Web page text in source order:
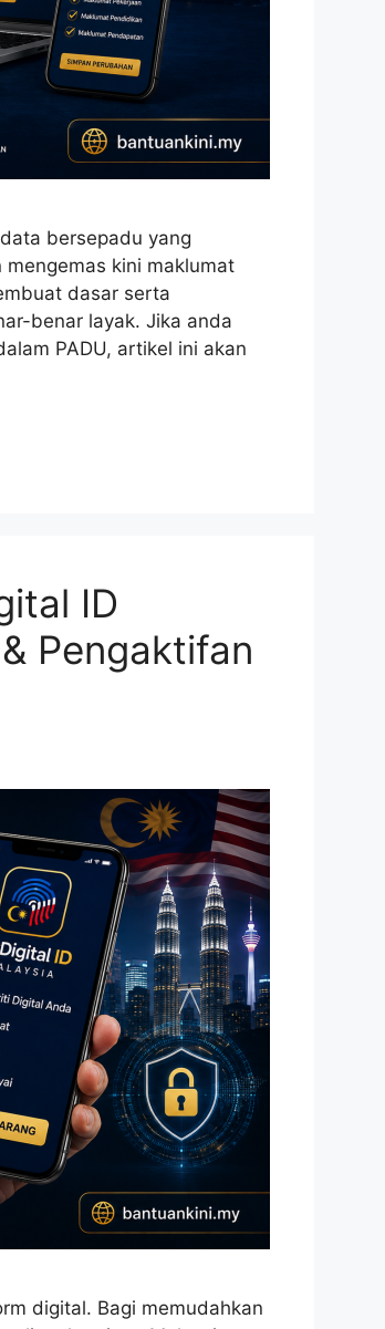
bersepadu yang
kini maklumat
dasar serta
benar layak. Jika anda
PADU, artikel ini akan
ID
Pengaktifan
digital. Bagi memudahkan